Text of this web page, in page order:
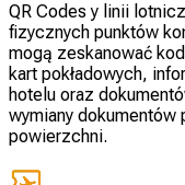
QR Codes y linii
fizycznych punktów
mogą zeskanować
kart pokładowych,
hotelu oraz
wymiany dokumentów
powierzchni.